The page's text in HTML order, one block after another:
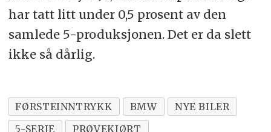
har tatt litt under 0,5 prosent av den
samlede 5-produksjonen. Det er da slett
ikke så dårlig.
FØRSTEINNTRYKK BMW
NYE BILER
5-SERIE
PRØVEKJØRT